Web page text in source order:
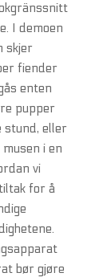
I demoen
skjer
fiender
enten
pupper
stund, eller
i en
vi
for å
bør gjøre